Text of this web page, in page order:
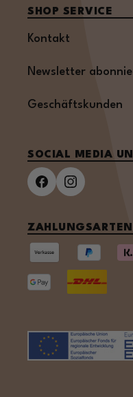
SHOP SERVICE
Kontakt
Newsletter
Geschäftskunden
SOCIAL MEDIA